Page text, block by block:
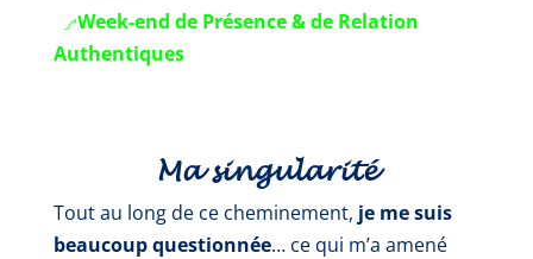
👉Week-end de Présence & de Relation
Authentiques
Ma singularité
Tout au long de ce cheminement, je me suis
beaucoup questionnée… ce qui m’a amené